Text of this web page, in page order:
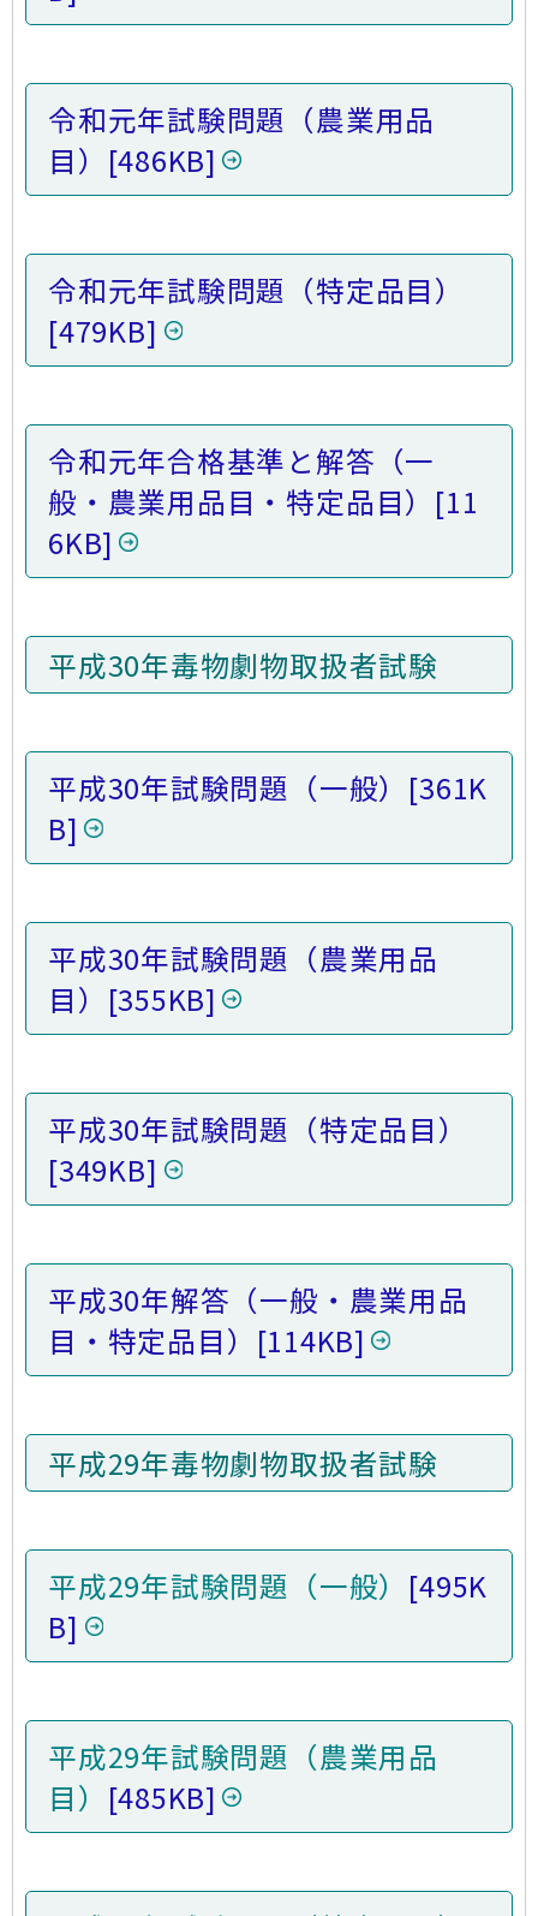
令和元年試験問題（農業用品
目） [486KB]
令和元年試験問題（特定品目）
[479KB]
令和元年合格基準と解答（一
般・農業用品目・特定品目） [11
6KB]
平成30年毒物劇物取扱者試験
平成30年試験問題（一般） [361K
B]
平成30年試験問題（農業用品
目） [355KB]
平成30年試験問題（特定品目）
[349KB]
平成30年解答（一般・農業用品
目・特定品目） [114KB]
平成29年毒物劇物取­扱者試験
平成29年試験問題（一般） [495K
B]
平成29年試験問題（農業用品
目） [485KB]